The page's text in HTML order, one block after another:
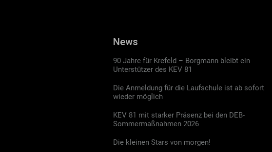
News
90 Jahre für Krefeld – Borgmann bleibt ein
Unterstützer des KEV 81
Die Anmeldung für die Laufschule ist ab sofort
wieder möglich
KEV 81 mit starker Präsenz bei den DEB-
Sommermaßnahmen 2026
Die kleinen Stars von morgen!